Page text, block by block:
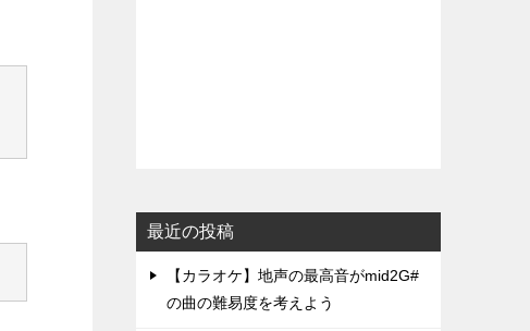
最近の投稿
【カラオケ】地声の最高音がmid2G#
の曲の難易度を考えよう